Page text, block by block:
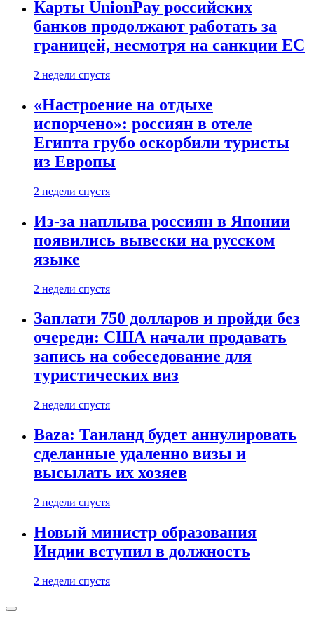
Карты UnionPay российских
банков продолжают работать за
границей, несмотря на санкции ЕС
2 недели спустя
«Настроение на отдыхе
испорчено»: россиян в отеле
Египта грубо оскорбили туристы
из Европы
2 недели спустя
Из-за наплыва россиян в Японии
появились вывески на русском
языке
2 недели спустя
Заплати 750 долларов и пройди без
очереди: США начали продавать
запись на собеседование для
туристических виз
2 недели спустя
Baza: Таиланд будет аннулировать
сделанные удаленно визы и
высылать их хозяев
2 недели спустя
Новый министр образования
Индии вступил в должность
2 недели спустя